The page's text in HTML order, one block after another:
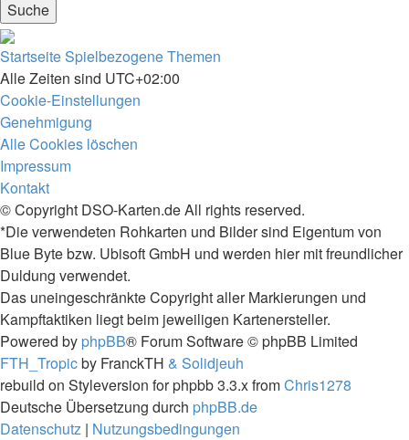
StartseiteSpielbezogene Themen
Alle Zeiten sind UTC+02:00
Cookie-Einstellungen
Genehmigung
Alle Cookies löschen
Impressum
Kontakt
© Copyright DSO-Karten.de All rights reserved.
*Die verwendeten Rohkarten und Bilder sind Eigentum von
Blue Byte bzw. Ubisoft GmbH und werden hier mit freundlicher
Duldung verwendet.
Das uneingeschränkte Copyright aller Markierungen und
Kampftaktiken liegt beim jeweiligen Kartenersteller.
Powered by phpBB® Forum Software © phpBB Limited
FTH_Tropicby FranckTH & Solidjeuh
rebuild on Styleversion for phpbb 3.3.x fromChris1278
Deutsche Übersetzung durch phpBB.de
Datenschutz | Nutzungsbedingungen